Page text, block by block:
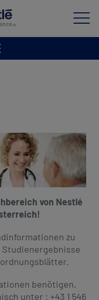
von Nestlé
zu
benötigen,
unter : +43 1 546